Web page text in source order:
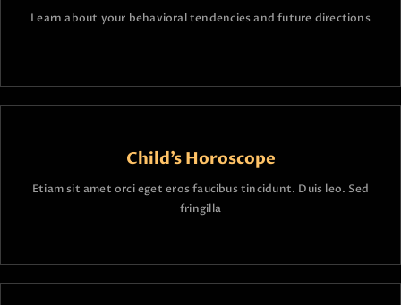
Learn about your behavioral tendencies and future directions
Child’s Horoscope
Etiam sit amet orci eget eros faucibus tincidunt. Duis leo. Sed
fringilla